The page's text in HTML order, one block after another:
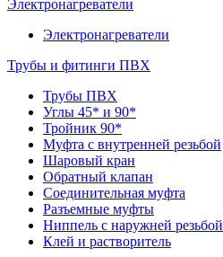
Электронагреватели
Электронагреватели
Трубы и фитинги ПВХ
Трубы ПВХ
Углы 45* и 90*
Тройник 90*
Муфта с внутренней резьбой
Шаровый кран
Обратный клапан
Соединительная муфта
Разъемные муфты
Ниппель с наружней резьбой
Клей и растворитель